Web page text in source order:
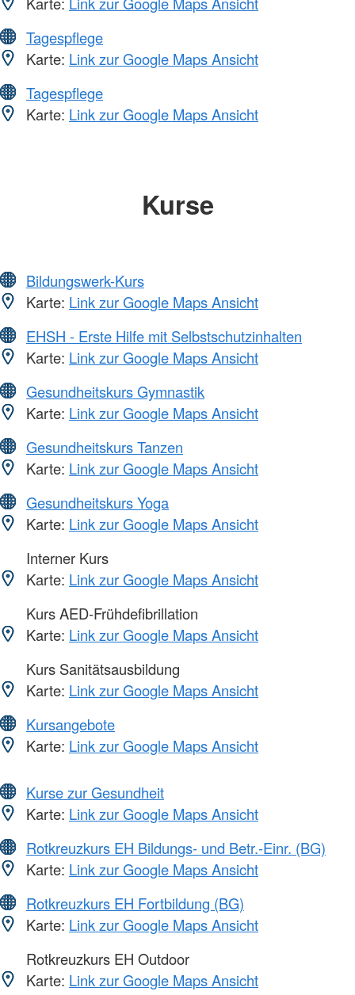
Tagespflege
Karte: Link zur Google Maps Ansicht
Tagespflege
Karte: Link zur Google Maps Ansicht
Kurse
Bildungswerk-Kurs
Karte: Link zur Google Maps Ansicht
EHSH - Erste Hilfe mit Selbstschutzinhalten
Karte: Link zur Google Maps Ansicht
Gesundheitskurs Gymnastik
Karte: Link zur Google Maps Ansicht
Gesundheitskurs Tanzen
Karte: Link zur Google Maps Ansicht
Gesundheitskurs Yoga
Karte: Link zur Google Maps Ansicht
Interner Kurs
Karte: Link zur Google Maps Ansicht
Kurs AED-Frühdefibrillation
Karte: Link zur Google Maps Ansicht
Kurs Sanitätsausbildung
Karte: Link zur Google Maps Ansicht
Kursangebote
Karte: Link zur Google Maps Ansicht
Kurse zur Gesundheit
Karte: Link zur Google Maps Ansicht
Rotkreuzkurs EH Bildungs- und Betr.-Einr. (BG)
Karte: Link zur Google Maps Ansicht
Rotkreuzkurs EH Fortbildung (BG)
Karte: Link zur Google Maps Ansicht
Rotkreuzkurs EH Outdoor
Karte: Link zur Google Maps Ansicht